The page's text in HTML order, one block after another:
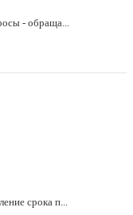
- обраща...
срока п...